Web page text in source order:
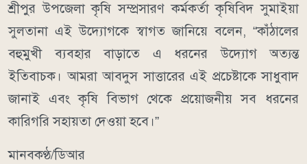
শ্রীপুর উপজেলা কৃষি সম্প্রসারণ কর্মকর্তা কৃষিবিদ সুমাইয়া
সুলতানা এই উদ্যোগকে স্বাগত জানিয়ে বলেন, “কাঁঠালের
বহুমুখী ব্যবহার বাড়াতে এ ধরনের উদ্যোগ অত্যন্ত
ইতিবাচক। আমরা আবদুস সাত্তারের এই প্রচেষ্টাকে সাধুবাদ
জানাই এবং কৃষি বিভাগ থেকে প্রয়োজনীয় সব ধরনের
কারিগরি সহায়তা দেওয়া হবে।”
মানবকণ্ঠ/ডিআর